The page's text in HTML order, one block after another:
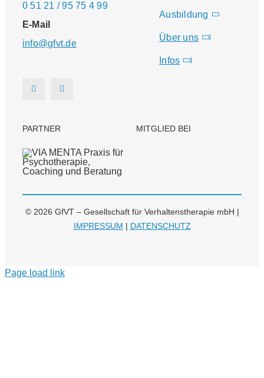
0 51 21 / 95 75 4 99
E-Mail
info@gfvt.de
Ausbildung
Über uns
Infos
MITGLIED BEI
PARTNER
© 2026 GfVT – Gesellschaft für Verhaltenstherapie mbH |
IMPRESSUM | DATENSCHUTZ
Page load link